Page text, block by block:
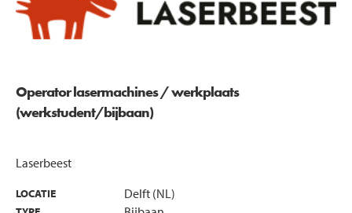
Operator lasermachines / werkplaats
(werkstudent/bijbaan)
Laserbeest
LOCATIE Delft (NL)